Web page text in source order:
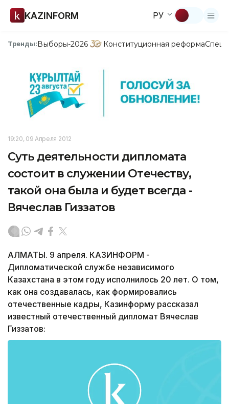
KAZINFORM РУ
Тренды:Выборы-2026 Конституционная реформа
19:20, 09 Апреля 2012
Суть деятельности дипломата
состоит в служении Отечеству,
такой она была и будет всегда -
Вячеслав Гиззатов
АЛМАТЫ. 9 апреля. КАЗИНФОРМ -
Дипломатической службе независимого
Казахстана в этом году исполнилось 20 лет. О том,
как она создавалась, как формировались
отечественные кадры, Казинформу рассказал
известный отечественный дипломат Вячеслав
Гиззатов: